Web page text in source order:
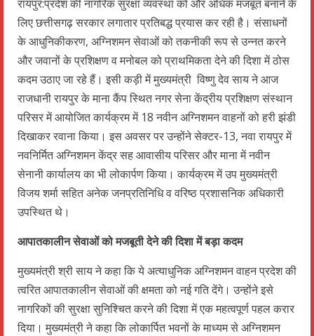
रायपुर:प्रदेश की नागरिक सुरक्षा व्यवस्था को और अधिक मजबूत बनाने के
लिए छत्तीसगढ़ सरकार लगातार प्रतिबद्ध प्रयास कर रही है। संसाधनों
के आधुनिकीकरण, अग्निशमन सेवाओं को तकनीकी रूप से उन्नत करने
और जवानों के प्रशिक्षण व मनोबल को प्राथमिकता देने की दिशा में ठोस
कदम उठाए जा रहे हैं। इसी कड़ी में मुख्यमंत्री विष्णु देव साय ने आज
राजधानी रायपुर के माना कैंप स्थित नगर सेना केंद्रीय प्रशिक्षण संस्थान
परिसर में आयोजित कार्यक्रम में 18 नवीन अग्निशमन वाहनों को हरी झंडी
दिखाकर रवाना किया। इस अवसर पर उन्होंने सेक्टर-13, नवा रायपुर में
नवनिर्मित अग्निशमन केंद्र सह आवासीय परिसर और माना में नवीन
सेनानी कार्यालय का भी लोकार्पण किया। कार्यक्रम में उप मुख्यमंत्री
विजय शर्मा सहित अनेक जनप्रतिनिधि व वरिष्ठ प्रशासनिक अधिकारी
उपस्थित थे।
आपातकालीन सेवाओं को मजबूती देने की दिशा में बड़ा कदम
मुख्यमंत्री श्री साय ने कहा कि ये अत्याधुनिक अग्निशमन वाहन प्रदेश की
त्वरित आपातकालीन सेवाओं की क्षमता को नई गति देंगे। उन्होंने इसे
नागरिकों की सुरक्षा सुनिश्चित करने की दिशा में एक महत्वपूर्ण पहल करार
दिया। मुख्यमंत्री ने कहा कि लोकार्पित भवनों के माध्यम से अग्निशमन